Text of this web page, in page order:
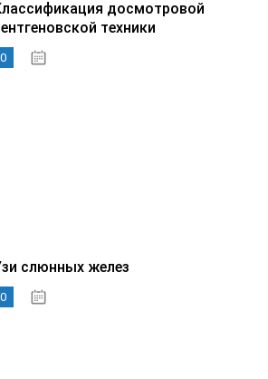
досмотровой
техники
0
слюнных желез
0